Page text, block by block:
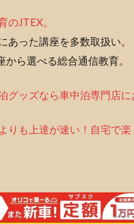
のJTEX。
あった講座を多数取扱い。
から選べる総合通信教育。
グッズなら車中泊専門店に
りも上達が速い！自宅で